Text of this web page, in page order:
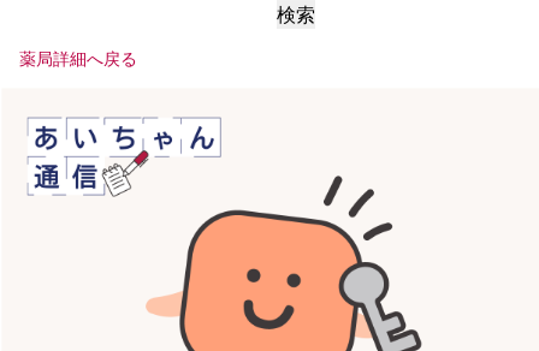
検索
薬局詳細へ戻る